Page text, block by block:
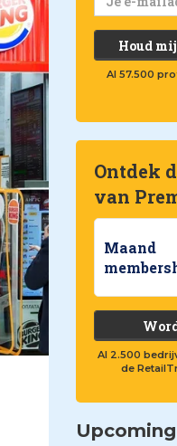
Houd
Al 57.500
Ontdek
van
Maand
Al 2.500
de